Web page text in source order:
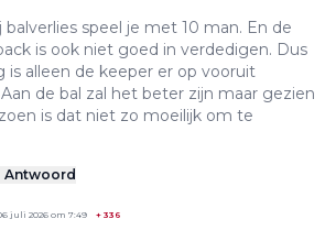
balverlies speel je met 10 man. En de
is ook niet goed in verdedigen. Dus
is alleen de keeper er op vooruit
de bal zal het beter zijn maar gezien
is dat niet zo moeilijk om te
Antwoord
juli 2026 om 7:49 + 336